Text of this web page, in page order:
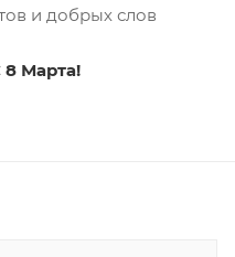
и добрых слов
Марта!